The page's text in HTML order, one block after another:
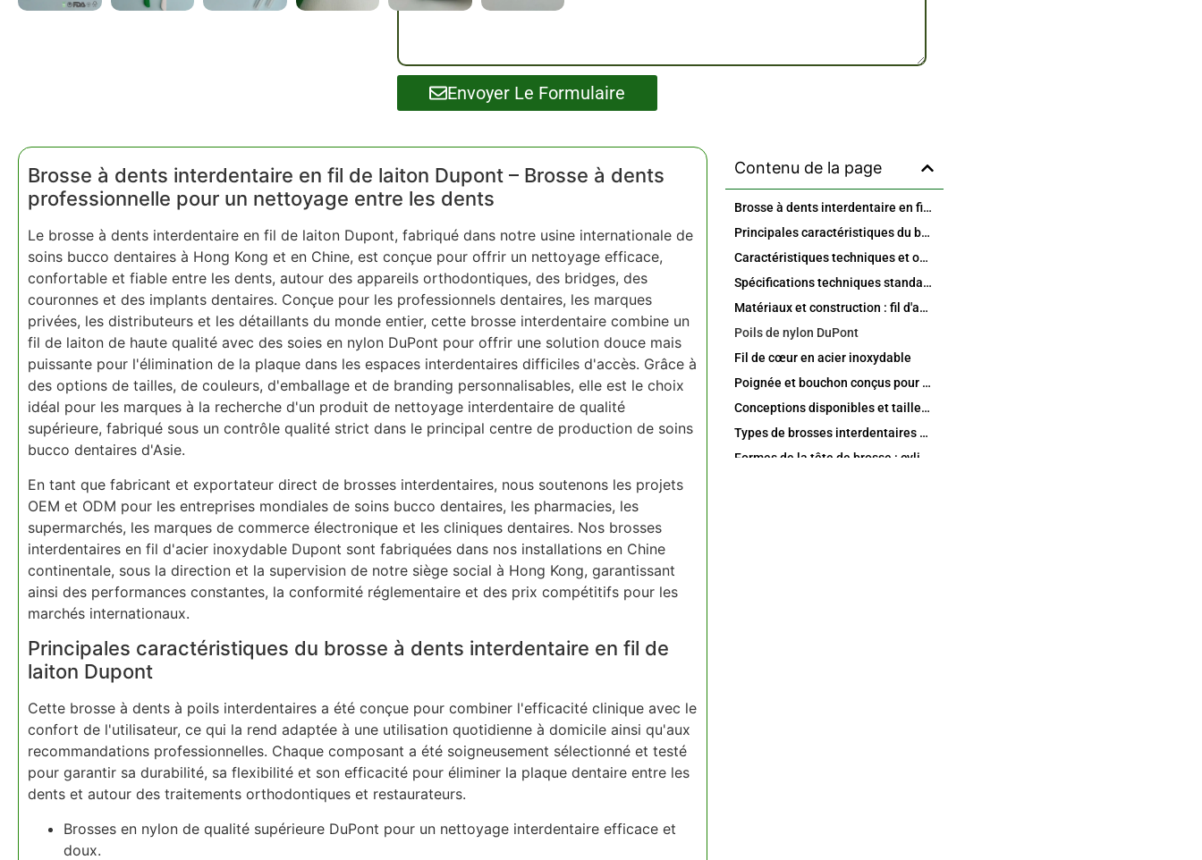
Envoyer Le Formulaire
Brosse à dents interdentaire en fil de laiton Dupont – Brosse à dents
professionnelle pour un nettoyage entre les dents
Le brosse à dents interdentaire en fil de laiton Dupont, fabriqué dans notre usine internationale de
soins bucco dentaires à Hong Kong et en Chine, est conçue pour offrir un nettoyage efficace,
confortable et fiable entre les dents, autour des appareils orthodontiques, des bridges, des
couronnes et des implants dentaires. Conçue pour les professionnels dentaires, les marques
privées, les distributeurs et les détaillants du monde entier, cette brosse interdentaire combine un
fil de laiton de haute qualité avec des soies en nylon DuPont pour offrir une solution douce mais
puissante pour l'élimination de la plaque dans les espaces interdentaires difficiles d'accès. Grâce à
des options de tailles, de couleurs, d'emballage et de branding personnalisables, elle est le choix
idéal pour les marques à la recherche d'un produit de nettoyage interdentaire de qualité
supérieure, fabriqué sous un contrôle qualité strict dans le principal centre de production de soins
bucco dentaires d'Asie.
En tant que fabricant et exportateur direct de brosses interdentaires, nous soutenons les projets
OEM et ODM pour les entreprises mondiales de soins bucco dentaires, les pharmacies, les
supermarchés, les marques de commerce électronique et les cliniques dentaires. Nos brosses
interdentaires en fil d'acier inoxydable Dupont sont fabriquées dans nos installations en Chine
continentale, sous la direction et la supervision de notre siège social à Hong Kong, garantissant
ainsi des performances constantes, la conformité réglementaire et des prix compétitifs pour les
marchés internationaux.
Principales caractéristiques du brosse à dents interdentaire en fil de
laiton Dupont
Cette brosse à dents à poils interdentaires a été conçue pour combiner l'efficacité clinique avec le
confort de l'utilisateur, ce qui la rend adaptée à une utilisation quotidienne à domicile ainsi qu'aux
recommandations professionnelles. Chaque composant a été soigneusement sélectionné et testé
pour garantir sa durabilité, sa flexibilité et son efficacité pour éliminer la plaque dentaire entre les
dents et autour des traitements orthodontiques et restaurateurs.
Brosses en nylon de qualité supérieure DuPont pour un nettoyage interdentaire efficace et
doux.
Contenu de la page
Brosse à dents interdentaire en fil de laiton Dupont – Brosse à dents professionnelle pour un nettoyage entre les dents
Principales caractéristiques du brosse à dents interdentaire en fil de laiton Dupont
Caractéristiques techniques et options
Spécifications techniques standard
Matériaux et construction : fil d'acier inoxydable et poils DuPont
Poils de nylon DuPont
Fil de cœur en acier inoxydable
Poignée et bouchon conçus pour un confort optimal
Conceptions disponibles et tailles de brosses interdentaires
Types de brosses interdentaires en forme de I et en forme de L